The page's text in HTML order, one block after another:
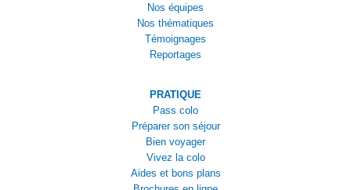
Nos équipes
Nos thématiques
Témoignages
Reportages
PRATIQUE
Pass colo
Préparer son séjour
Bien voyager
Vivez la colo
Aides et bons plans